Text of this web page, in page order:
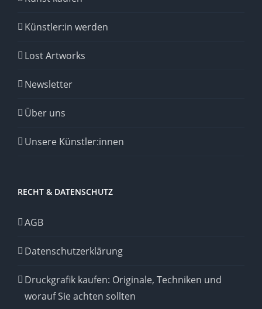
Künstler:in werden
Lost Artworks
Newsletter
Über uns
Unsere Künstler:innen
RECHT & DATENSCHUTZ
AGB
Datenschutzerklärung
Druckgrafik kaufen: Originale, Techniken und
worauf Sie achten sollten